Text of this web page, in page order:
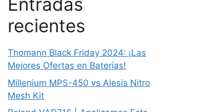
recientes
Thomann Black Friday 2024: ¡Las
Mejores Ofertas en Baterías!
Millenium MPS-450 vs Alesis Nitro
Mesh Kit